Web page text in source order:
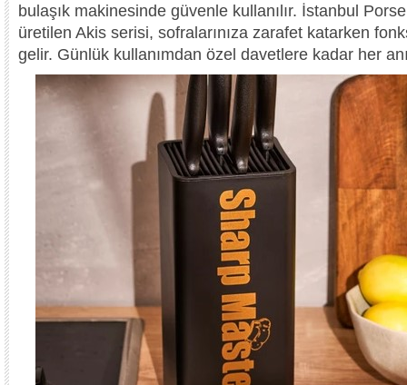
bulaşık makinesinde güvenle kullanılır. İstanbul
üretilen Akis serisi, sofralarınıza zarafet katarken
gelir. Günlük kullanımdan özel davetlere kadar her